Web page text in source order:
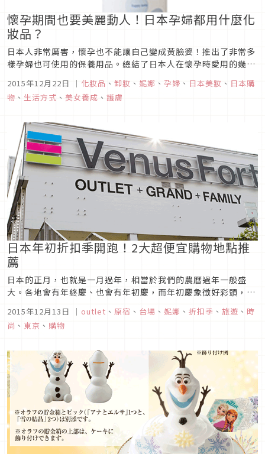
懷孕期間也要美麗動人！日本孕婦都用什麼化
妝品？
日本人非常厲害，懷孕也不能讓自己變成黃臉婆！推出了非常多
樣孕婦也可使用的保養用品。總結了日本人在懷孕時愛用的幾個
2015年12月22日 ｜ 化妝品 、 卸妝 、 妮娜 、 孕婦 、 日本美妝 、 日本購
物 、 生活方式 、 美女養成 、 護膚
日本年初折扣季開跑！2大超便宜購物地點推
薦
日本的正月，也就是一月過年，相當於我們的農曆過年一般盛
大。各地會有年終慶、也會有年初慶，而年初慶象徵好彩頭，當
然也就有非常多的折扣活動來撫慰消費者囉（？！）眾多的折扣
中，每個地方都去的話荷包可是會撐不住的！「精準逛街、下好
離手」才是折扣季的準則！妮娜今天要推薦自己認為東京最值得
2015年12月13日 ｜ outlet 、 原宿 、 台場 、 妮娜 、 折扣季 、 旅遊 、 時
尚 、 東京 、 購物